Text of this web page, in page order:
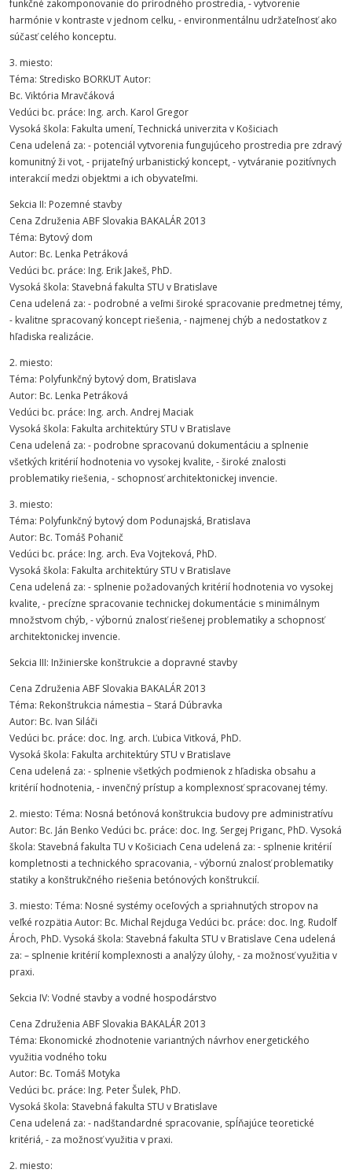
funkčné zakomponovanie do prírodného prostredia, - vytvorenie
harmónie v kontraste v jednom celku, - environmentálnu udržateľnosť ako
súčasť celého konceptu.
3. miesto:
Téma: Stredisko BORKUT Autor:
Bc. Viktória Mravčáková
Vedúci bc. práce: Ing. arch. Karol Gregor
Vysoká škola: Fakulta umení, Technická univerzita v Košiciach
Cena udelená za: - potenciál vytvorenia fungujúceho prostredia pre zdravý
komunitný ži vot, - prijateľný urbanistický koncept, - vytváranie pozitívnych
interakcií medzi objektmi a ich obyvateľmi.
Sekcia II: Pozemné stavby
Cena Združenia ABF Slovakia BAKALÁR 2013
Téma: Bytový dom
Autor: Bc. Lenka Petráková
Vedúci bc. práce: Ing. Erik Jakeš, PhD.
Vysoká škola: Stavebná fakulta STU v Bratislave
Cena udelená za: - podrobné a veľmi široké spracovanie predmetnej témy,
- kvalitne spracovaný koncept riešenia, - najmenej chýb a nedostatkov z
hľadiska realizácie.
2. miesto:
Téma: Polyfunkčný bytový dom, Bratislava
Autor: Bc. Lenka Petráková
Vedúci bc. práce: Ing. arch. Andrej Maciak
Vysoká škola: Fakulta architektúry STU v Bratislave
Cena udelená za: - podrobne spracovanú dokumentáciu a splnenie
všetkých kritérií hodnotenia vo vysokej kvalite, - široké znalosti
problematiky riešenia, - schopnosť architektonickej invencie.
3. miesto:
Téma: Polyfunkčný bytový dom Podunajská, Bratislava
Autor: Bc. Tomáš Pohanič
Vedúci bc. práce: Ing. arch. Eva Vojteková, PhD.
Vysoká škola: Fakulta architektúry STU v Bratislave
Cena udelená za: - splnenie požadovaných kritérií hodnotenia vo vysokej
kvalite, - precízne spracovanie technickej dokumentácie s minimálnym
množstvom chýb, - výbornú znalosť riešenej problematiky a schopnosť
architektonickej invencie.
Sekcia III: Inžinierske konštrukcie a dopravné stavby
Cena Združenia ABF Slovakia BAKALÁR 2013
Téma: Rekonštrukcia námestia – Stará Dúbravka
Autor: Bc. Ivan Siláči
Vedúci bc. práce: doc. Ing. arch. Ľubica Vitková, PhD.
Vysoká škola: Fakulta architektúry STU v Bratislave
Cena udelená za: - splnenie všetkých podmienok z hľadiska obsahu a
kritérií hodnotenia, - invenčný prístup a komplexnosť spracovanej témy.
2. miesto: Téma: Nosná betónová konštrukcia budovy pre administratívu
Autor: Bc. Ján Benko Vedúci bc. práce: doc. Ing. Sergej Priganc, PhD. Vysoká
škola: Stavebná fakulta TU v Košiciach Cena udelená za: - splnenie kritérií
kompletnosti a technického spracovania, - výbornú znalosť problematiky
statiky a konštrukčného riešenia betónových konštrukcií.
3. miesto: Téma: Nosné systémy oceľových a spriahnutých stropov na
veľké rozpätia Autor: Bc. Michal Rejduga Vedúci bc. práce: doc. Ing. Rudolf
Ároch, PhD. Vysoká škola: Stavebná fakulta STU v Bratislave Cena udelená
za: – splnenie kritérií komplexnosti a analýzy úlohy, - za možnosť využitia v
praxi.
Sekcia IV: Vodné stavby a vodné hospodárstvo
Cena Združenia ABF Slovakia BAKALÁR 2013
Téma: Ekonomické zhodnotenie variantných návrhov energetického
využitia vodného toku
Autor: Bc. Tomáš Motyka
Vedúci bc. práce: Ing. Peter Šulek, PhD.
Vysoká škola: Stavebná fakulta STU v Bratislave
Cena udelená za: - nadštandardné spracovanie, spĺňajúce teoretické
kritériá, - za možnosť využitia v praxi.
2. miesto: